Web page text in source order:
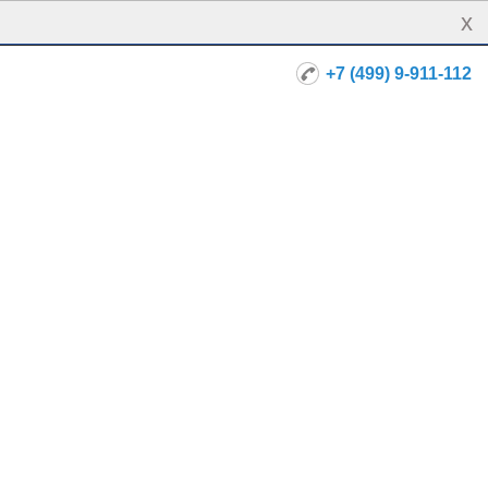
+7 (499) 9-911-112
x